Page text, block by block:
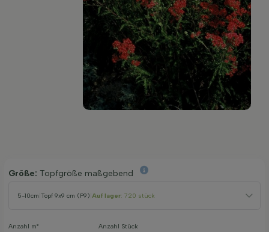
Größe: Topfgröße maßgebend
5-10cm Topf 9x9 cm (P9) Auf lager: 720 stück
Anzahl m² Anzahl Stück